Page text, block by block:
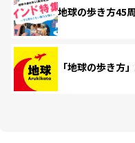
地球の歩き方45
「地球の歩き方